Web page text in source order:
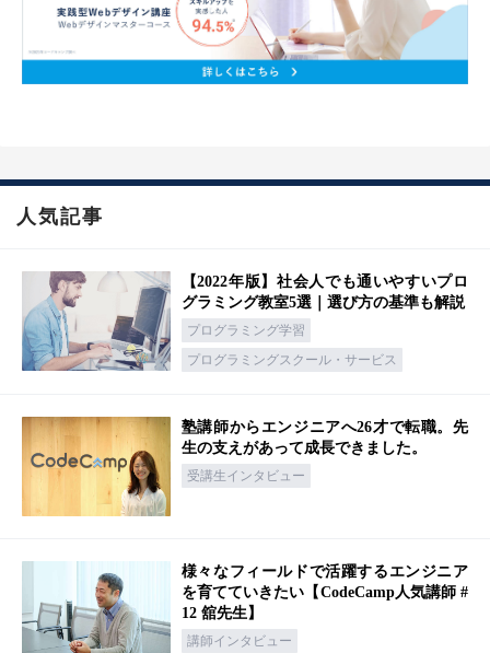
人気記事
【2022年版】社会人でも通いやすいプロ
グラミング教室5選｜選び方の基準も解説
プログラミング学習
プログラミングスクール・サービス
塾講師からエンジニアへ26才で転職。先
生の支えがあって成長できました。
受講生インタビュー
様々なフィールドで活躍するエンジニア
を育てていきたい【CodeCamp人気講師 #
12 舘先生】
講師インタビュー